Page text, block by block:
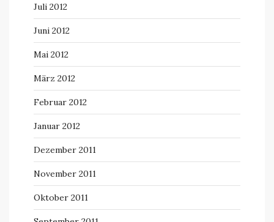
Juli 2012
Juni 2012
Mai 2012
März 2012
Februar 2012
Januar 2012
Dezember 2011
November 2011
Oktober 2011